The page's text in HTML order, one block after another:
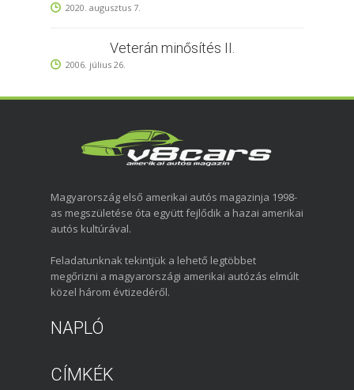
2020. augusztus 7.
Veterán minősítés II.
2006. július 26.
Magyarország első amerikai autós magazinja 1998-
as megszületése óta együtt fejlődik a hazai amerikai
autós kultúrával.
Feladatunknak tekintjük a lehető legtöbbet
megőrizni a magyarországi amerikai autózás elmúlt
közel három évtizedéről.
NAPLÓ
CÍMKÉK